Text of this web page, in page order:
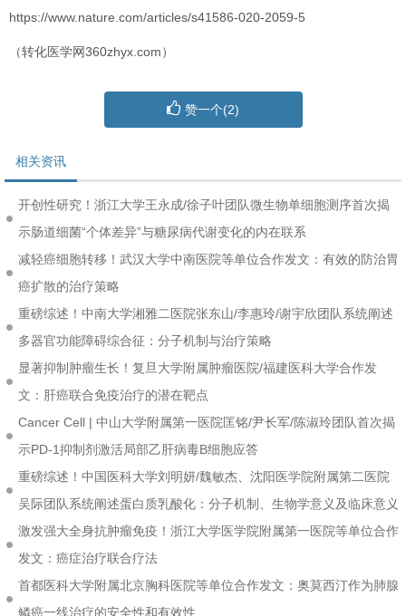
https://www.nature.com/articles/s41586-020-2059-5
（转化医学网360zhyx.com）
赞一个(2)
相关资讯
开创性研究！浙江大学王永成/徐子叶团队微生物单细胞测序首次揭
示肠道细菌“个体差异”与糖尿病代谢变化的内在联系
减轻癌细胞转移！武汉大学中南医院等单位合作发文：有效的防治胃
癌扩散的治疗策略
重磅综述！中南大学湘雅二医院张东山/李惠玲/谢宇欣团队系统阐述
多器官功能障碍综合征：分子机制与治疗策略
显著抑制肿瘤生长！复旦大学附属肿瘤医院/福建医科大学合作发
文：肝癌联合免疫治疗的潜在靶点
Cancer Cell | 中山大学附属第一医院匡铭/尹长军/陈淑玲团队首次揭
示PD-1抑制剂激活局部乙肝病毒B细胞应答
重磅综述！中国医科大学刘明妍/魏敏杰、沈阳医学院附属第二医院
吴际团队系统阐述蛋白质乳酸化：分子机制、生物学意义及临床意义
激发强大全身抗肿瘤免疫！浙江大学医学院附属第一医院等单位合作
发文：癌症治疗联合疗法
首都医科大学附属北京胸科医院等单位合作发文：奥莫西汀作为肺腺
鳞癌一线治疗的安全性和有效性